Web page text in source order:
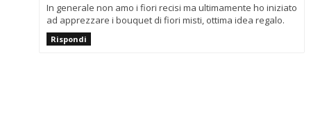
In generale non amo i fiori recisi ma ultimamente ho iniziato
ad apprezzare i bouquet di fiori misti, ottima idea regalo.
Rispondi